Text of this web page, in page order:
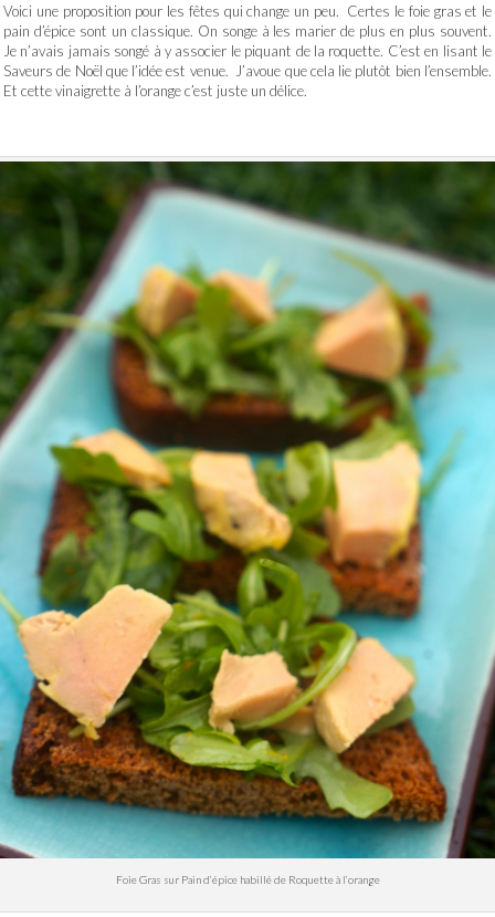
Voici une proposition pour les fêtes qui change un peu. Certes le foie gras et le
pain d’épice sont un classique. On songe à les marier de plus en plus souvent.
Je n’avais jamais songé à y associer le piquant de la roquette. C’est en lisant le
Saveurs de Noël que l’idée est venue. J’avoue que cela lie plutôt bien l’ensemble.
Et cette vinaigrette à l’orange c’est juste un délice.
Foie Gras sur Pain d’épice habillé de Roquette à l’orange